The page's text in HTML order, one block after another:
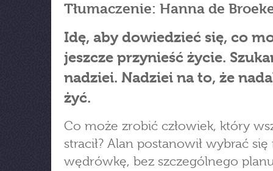
Tłumaczenie: Hanna de
Idę, aby dowiedzieć się, co
jeszcze przynieść życie.
nadziei. Nadziei na to, że
żyć.
Co może zrobić człowiek, który
stracił? Alan postanowił wybrać się
wędrówkę, bez szczególnego